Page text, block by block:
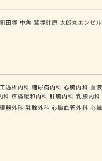
新田塚 中角 鷲塚針原 太郎丸エンゼ
透析内科 糖尿病内科 心臓内科 血
科 疼痛緩和内科 肝臓内科 乳腺内科
器外科 乳腺外科 心臓血管外科 心